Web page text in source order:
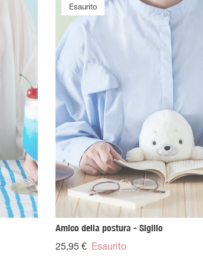
Esaurito
Esaurito
Amico della postura - Sigillo
25,95 € Esaurito